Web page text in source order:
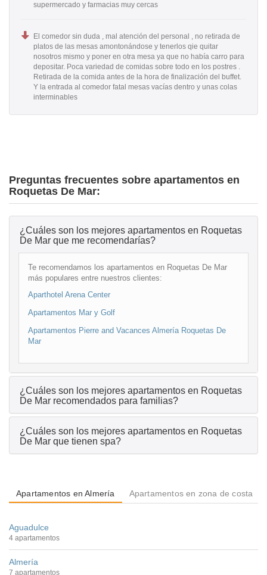
supermercado y farmacias muy cercas
El comedor sin duda , mal atención del personal , no retirada de
platos de las mesas amontonándose y tenerlos qie quitar
nosotros mismo y poner en otra mesa ya que no había carro para
depositar. Poca variedad de comidas sobre todo en los postres .
Retirada de la comida antes de la hora de finalización del buffet.
Y la entrada al comedor fatal mesas vacías dentro y unas colas
interminables
Preguntas frecuentes sobre apartamentos en
Roquetas De Mar:
¿Cuáles son los mejores apartamentos en Roquetas
De Mar que me recomendarías?
Te recomendamos los apartamentos en Roquetas De Mar
más populares entre nuestros clientes:
Aparthotel Arena Center
Apartamentos Mar y Golf
Apartamentos Pierre and Vacances Almería Roquetas De
Mar
¿Cuáles son los mejores apartamentos en Roquetas
De Mar recomendados para familias?
¿Cuáles son los mejores apartamentos en Roquetas
De Mar que tienen spa?
Apartamentos en Almería Apartamentos en zona de costa
Aguadulce
4 apartamentos
Almería
7 apartamentos